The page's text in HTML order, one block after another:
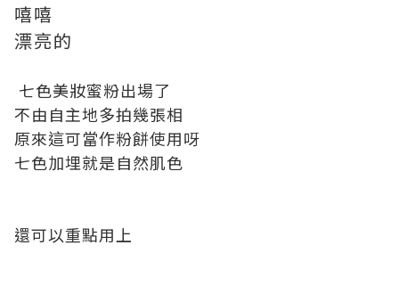
嘻嘻
漂亮的
七色美妝蜜粉出場了
不由自主地多拍幾張相
原來這可當作粉餅使用呀
七色加埋就是自然肌色
還可以重點用上